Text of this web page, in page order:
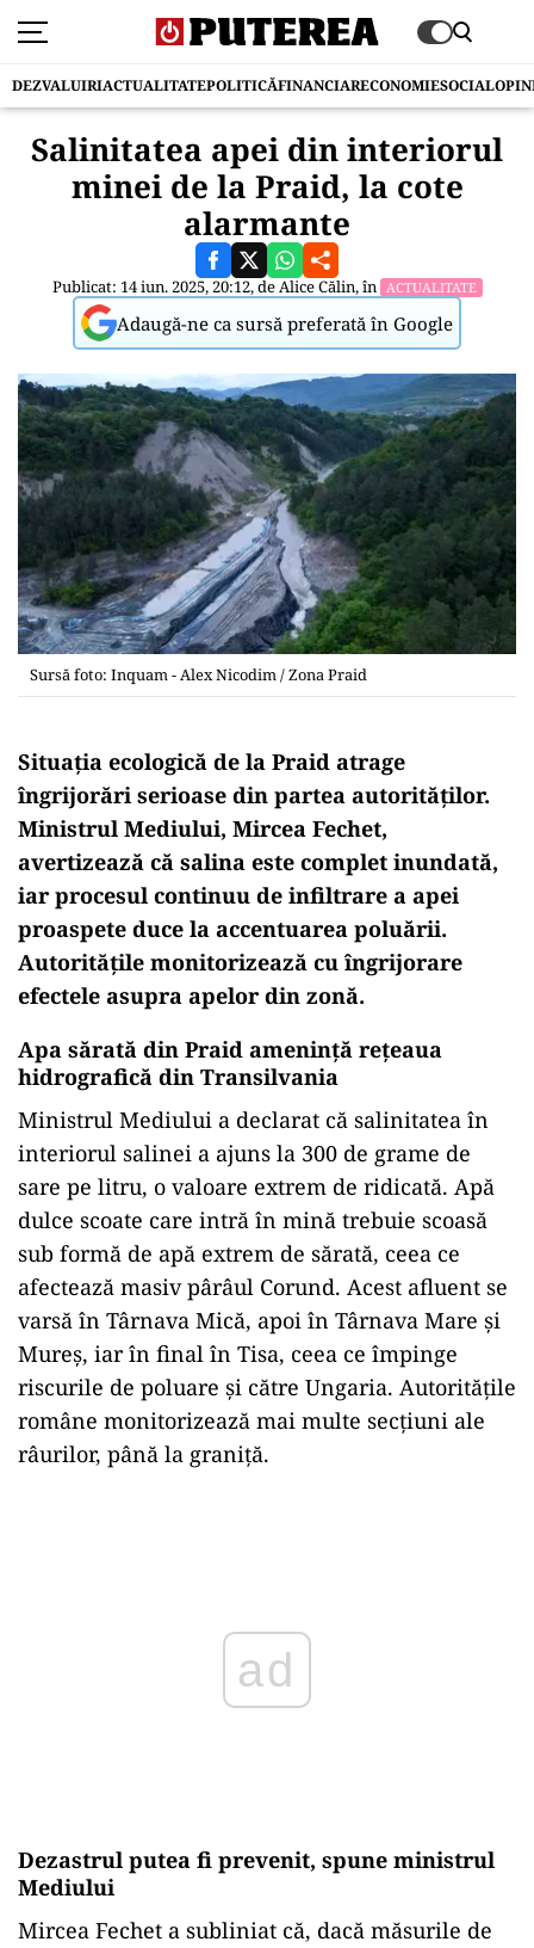
DEZVALUIRIACTUALITATEPOLITICĂFINANCIARECONOMIESOCIAL
Salinitatea apei din interiorul
minei de la Praid, la cote
alarmante
Publicat: 14 iun. 2025, 20:12, deAlice Călin, în ACTUALITATE
Adaugă-ne ca sursă preferată în Google
Sursă foto: Inquam - Alex Nicodim / Zona Praid
Situația ecologică de la Praid atrage
îngrijorări serioase din partea autorităților.
Ministrul Mediului, Mircea Fechet,
avertizează că salina este complet inundată,
iar procesul continuu de infiltrare a apei
proaspete duce la accentuarea poluării.
Autoritățile monitorizează cu îngrijorare
efectele asupra apelor din zonă.
Apa sărată din Praid amenință rețeaua
hidrografică din Transilvania
Ministrul Mediului a declarat că salinitatea în
interiorul salinei a ajuns la 300 de grame de
sare pe litru, o valoare extrem de ridicată. Apă
dulce scoate care intră în mină trebuie scoasă
sub formă de apă extrem de sărată, ceea ce
afectează masiv pârâul Corund. Acest afluent se
varsă în Târnava Mică, apoi în Târnava Mare și
Mureș, iar în final în Tisa, ceea ce împinge
riscurile de poluare și către Ungaria. Autoritățile
române monitorizează mai multe secțiuni ale
râurilor, până la graniță.
Dezastrul putea fi prevenit, spune ministrul
Mediului
Mircea Fechet a subliniat că, dacă măsurile de